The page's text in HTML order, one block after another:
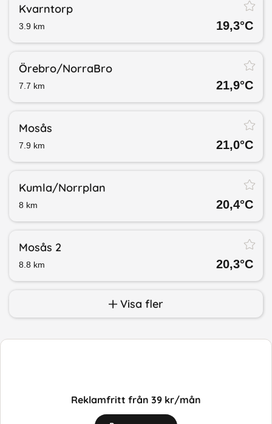
Kvarntorp
3.9 km 19,3°C
Örebro/​NorraBro
7.7 km 21,9°C
Mosås
7.9 km 21,0°C
Kumla/​Norrplan
8 km 20,4°C
Mosås 2
8.8 km 20,3°C
Visa fler
Reklamfritt från 39 kr/mån